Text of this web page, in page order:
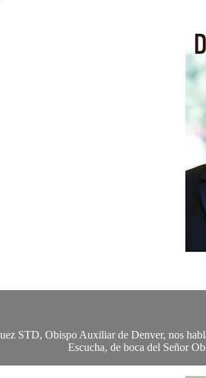
STD, Obispo Auxiliar de Denver, nos
Escucha, de boca del Señor